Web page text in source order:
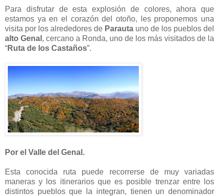
Para disfrutar de esta explosión de colores, ahora que
estamos ya en el corazón del otoño, les proponemos una
visita por los alrededores de Parauta uno de los pueblos del
alto Genal , cercano a Ronda, uno de los más visitados de la
“Ruta de los Castaños”.
Por el Valle del Genal.
Esta conocida ruta puede recorrerse de muy variadas
maneras y los itinerarios que es posible trenzar entre los
distintos pueblos que la integran, tienen un denominador